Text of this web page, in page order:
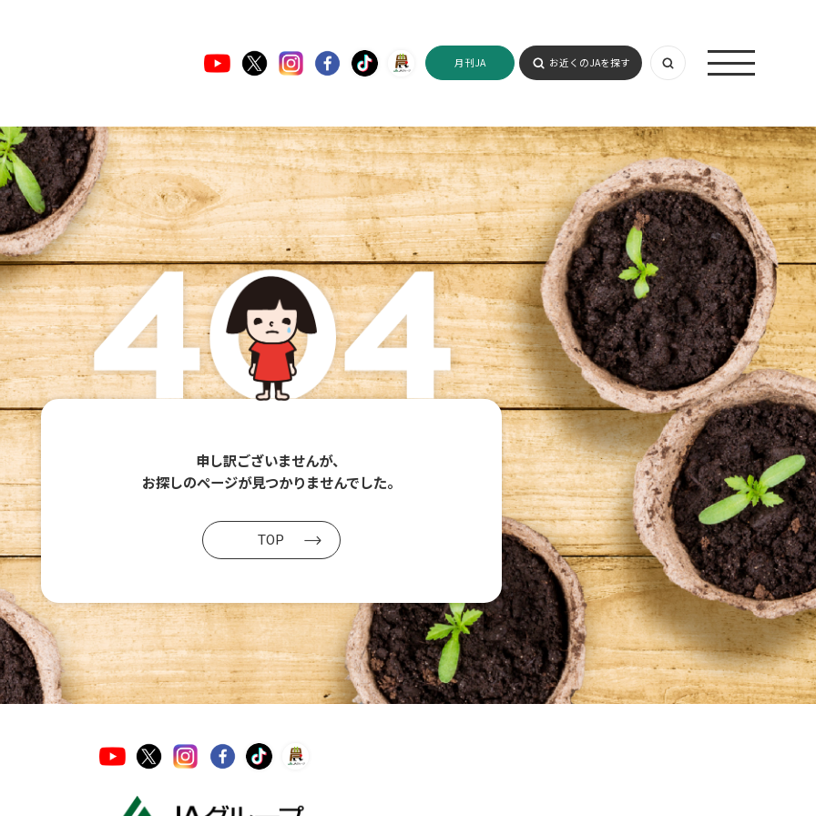
月刊JA お近くのJAを探す
申し訳ございませんが、
お探しのページが見つかりませんでした。
TOP